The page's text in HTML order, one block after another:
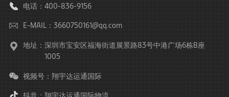
电话：400-836-9156
E-MAIL：3660750161@qq.com
地址： 深圳市宝安区福海街道展景路83号中港广场6栋B座
1005
视频号：翔宇达运通国际